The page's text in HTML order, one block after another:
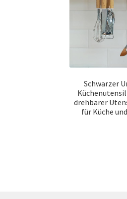
Schwarzer
drehbarer
für Küche